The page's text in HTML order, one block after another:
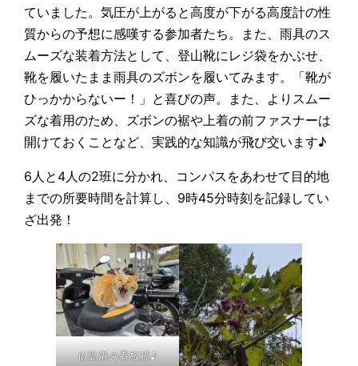
ていました。気圧が上がると高度が下がる高度計の性
質からの予想に感嘆する参加者たち。また、雨具のス
ムーズな装着方法として、登山靴にレジ袋をかぶせ、
靴を履いたまま雨具のズボンを履いてみます。「靴が
ひっかからないー！」と喜びの声。また、よりスムー
ズな着用のため、ズボンの裾や上着の前ファスナーは
開けておくことなど、実践的な知識が飛び交います♪
6人と4人の2班に分かれ、コンパスをあわせて目的地
までの所要時間を計算し、9時45分時刻を記録してい
ざ出発！
似島港の看板猫♪